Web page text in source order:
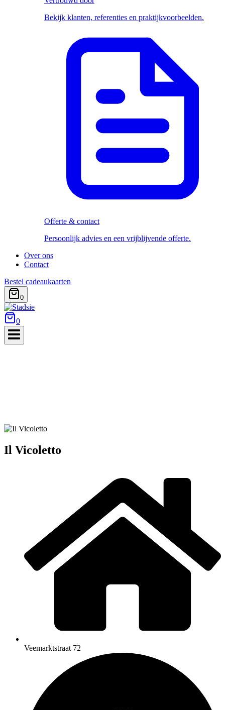
Bekijk klanten, referenties en praktijkvoorbeelden.
Offerte & contact
Persoonlijk advies en een vrijblijvende offerte.
Over ons
Contact
Bestel cadeaukaarten
0
0
Il Vicoletto
Veemarktstraat 72